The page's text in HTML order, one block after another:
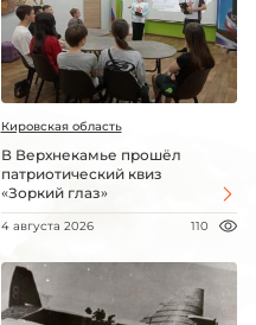
Кировская область
В Верхнекамье прошёл
патриотический квиз
«Зоркий глаз»
4 августа 2026 110